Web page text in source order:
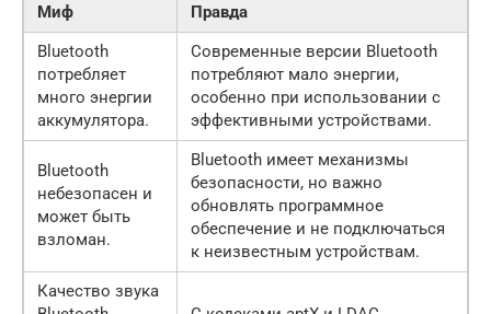
Миф
Правда
Bluetooth
потребляет
много энергии
аккумулятора.
Современные версии Bluetooth
потребляют мало энергии,
особенно при использовании с
эффективными устройствами.
Bluetooth
небезопасен и
может быть
взломан.
Bluetooth имеет механизмы
безопасности, но важно
обновлять программное
обеспечение и не подключаться
к неизвестным устройствам.
Качество звука